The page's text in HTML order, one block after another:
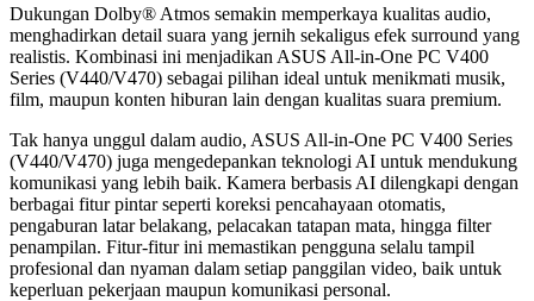
Dukungan Dolby® Atmos semakin memperkaya kualitas audio,
menghadirkan detail suara yang jernih sekaligus efek surround yang
realistis. Kombinasi ini menjadikan ASUS All-in-One PC V400
Series (V440/V470) sebagai pilihan ideal untuk menikmati musik,
film, maupun konten hiburan lain dengan kualitas suara premium.
Tak hanya unggul dalam audio, ASUS All-in-One PC V400 Series
(V440/V470) juga mengedepankan teknologi AI untuk mendukung
komunikasi yang lebih baik. Kamera berbasis AI dilengkapi dengan
berbagai fitur pintar seperti koreksi pencahayaan otomatis,
pengaburan latar belakang, pelacakan tatapan mata, hingga filter
penampilan. Fitur-fitur ini memastikan pengguna selalu tampil
profesional dan nyaman dalam setiap panggilan video, baik untuk
keperluan pekerjaan maupun komunikasi personal.